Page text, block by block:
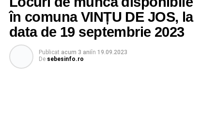
în comuna VINȚU DE JOS, la
data de 19 septembrie 2023
Publicat acum 3 aniîn 19.09.2023
De sebesinfo.ro